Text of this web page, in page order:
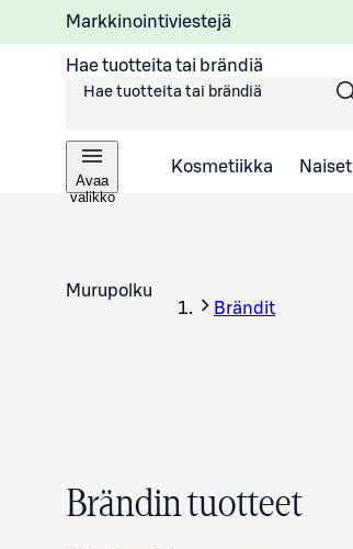
Markkinointiviestejä
Hae tuotteita tai brändiä
Avaa
valikko
Kosmetiikka Naiset
Murupolku
Brändit
Brändin tuotteet